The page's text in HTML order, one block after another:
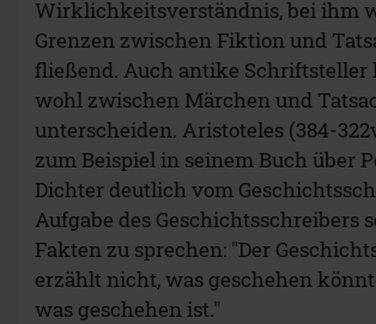
Wirklichkeitsverständnis, bei ihm
Grenzen zwischen Fiktion und
fließend. Auch antike Schriftsteller
wohl zwischen Märchen und
unterscheiden. Aristoteles (384-
zum Beispiel in seinem Buch über
Dichter deutlich vom
Aufgabe des Geschichtsschreibers
Fakten zu sprechen: "Der
erzählt nicht, was geschehen
was geschehen ist."